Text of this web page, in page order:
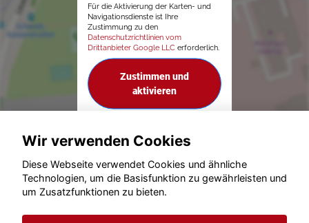
Für die Aktivierung der Karten- und
Navigationsdienste ist Ihre
Zustimmung zu den
Datenschutzrichtlinien vom
Drittanbieter Google LLC erforderlich.
Zustimmen und
aktivieren
© konjunkturmotor.de GmbH 2020 - 2026
Wir verwenden Cookies
Diese Webseite verwendet Cookies und ähnliche
Technologien, um die Basisfunktion zu gewährleisten und
um Zusatzfunktionen zu bieten.